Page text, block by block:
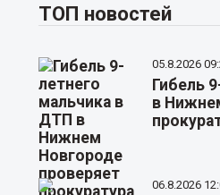
ТОП новостей
05.8.2026
Гибель
в
06.8.2026